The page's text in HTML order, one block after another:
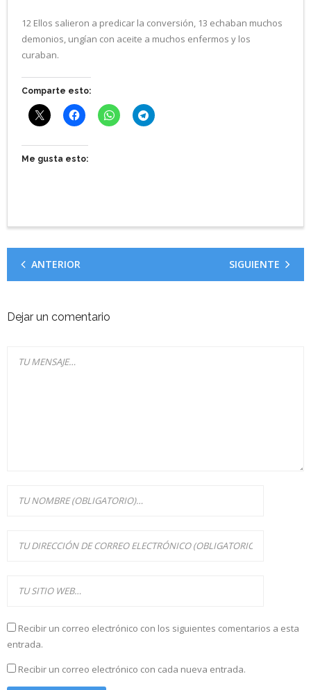
12 Ellos salieron a predicar la conversión, 13 echaban muchos
demonios, ungían con aceite a muchos enfermos y los
curaban.
Comparte esto:
Me gusta esto:
ANTERIOR SIGUIENTE
Dejar un comentario
Recibir un correo electrónico con los siguientes comentarios a esta
entrada.
Recibir un correo electrónico con cada nueva entrada.